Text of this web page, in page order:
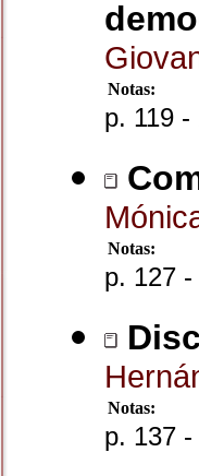
Notas:
p. 119 -
Notas:
p. 127 -
Notas:
p. 137 -